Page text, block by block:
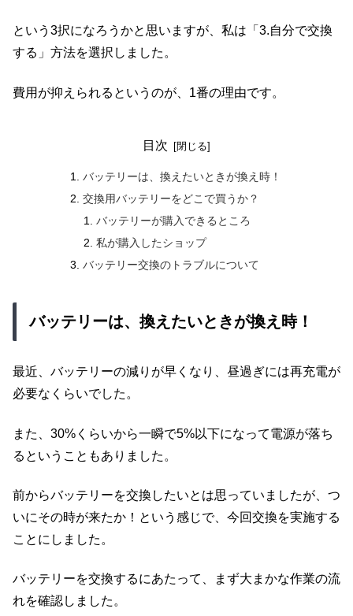
という3択になろうかと思いますが、私は「3.自分で交換
する」方法を選択しました。
費用が抑えられるというのが、1番の理由です。
目次
バッテリーは、換えたいときが換え時！
交換用バッテリーをどこで買うか？
バッテリーが購入できるところ
私が購入したショップ
バッテリー交換のトラブルについて
バッテリーは、換えたいときが換え時！
最近、バッテリーの減りが早くなり、昼過ぎには再充電が
必要なくらいでした。
また、30%くらいから一瞬で5%以下になって電源が落ち
るということもありました。
前からバッテリーを交換したいとは思っていましたが、つ
いにその時が来たか！という感じで、今回交換を実施する
ことにしました。
バッテリーを交換するにあたって、まず大まかな作業の流
れを確認しました。